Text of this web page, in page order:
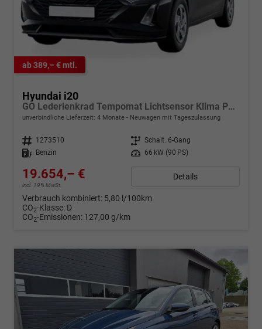
ab 389,– € mtl.
Hyundai i20
GO Lederlenkrad Tempomat Lichtsensor Klima PDC h Kamera
unverbindliche Lieferzeit: 4 Monate Neuwagen mit Tageszulassung
Fahrzeugnr. 1273510 Getriebe Schalt. 6-Gang
Kraftstoff
Benzin Leistung 66 kW (90 PS)
19.654,– €
incl. 19% MwSt.
Details
Verbrauch kombiniert: 5,80 l/100km
CO2-Klasse: D
CO2-Emissionen: 127,00 g/km